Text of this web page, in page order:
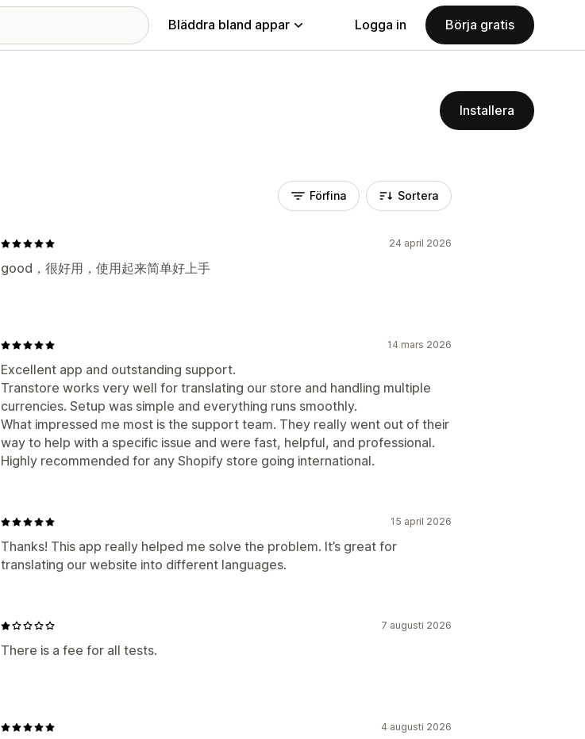
Bläddra bland appar Logga in Börja gratis
Installera
Förfina Sortera
24 april 2026
good，很好用，使用起来简单好上手
14 mars 2026
Excellent app and outstanding support.
Transtore works very well for translating our store and handling multiple
currencies. Setup was simple and everything runs smoothly.
What impressed me most is the support team. They really went out of their
way to help with a specific issue and were fast, helpful, and professional.
Highly recommended for any Shopify store going international.
15 april 2026
Thanks! This app really helped me solve the problem. It’s great for
translating our website into different languages.
7 augusti 2026
There is a fee for all tests.
4 augusti 2026